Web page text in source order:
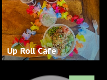
Up Roll Cafe